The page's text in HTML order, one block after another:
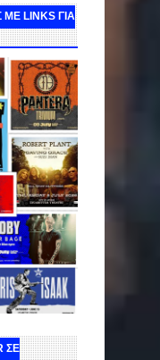
ΜΕ LINKS ΓΙΑ
ΣΕ